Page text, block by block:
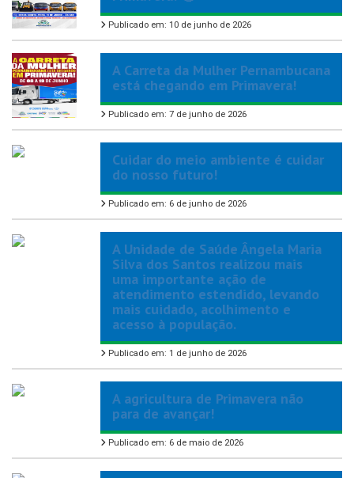
Publicado em: 10 de junho de 2026
A Carreta da Mulher Pernambucana
está chegando em Primavera!
Publicado em: 7 de junho de 2026
Cuidar do meio ambiente é cuidar
do nosso futuro!
Publicado em: 6 de junho de 2026
A Unidade de Saúde Ângela Maria
Silva dos Santos realizou mais
uma importante ação de
atendimento estendido, levando
mais cuidado, acolhimento e
acesso à população.
Publicado em: 1 de junho de 2026
A agricultura de Primavera não
para de avançar!
Publicado em: 6 de maio de 2026